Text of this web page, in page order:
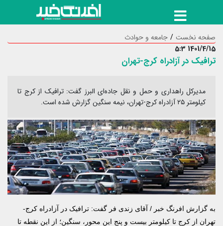
صفحه نخست
جامعه و حوادث
1401/4/15 5:3
ترافیک در آزادراه کرج-تهران
مدیرکل راهداری و حمل و نقل جاده‌ای البرز گفت: ترافیک از کرج تا
کیلومتر ۲۵ آزادراه کرج-تهران، نیمه سنگین گزارش شده است.
به گزارش افرنگ خبر / آقای زندی فر گفت: ترافیک در آزادراه کرج-
تهران از کرج تا کیلومتر بیست و پنج این محور، سنگین؛ از این نقطه تا